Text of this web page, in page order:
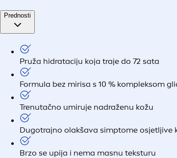
Prednosti
Pruža hidrataciju koja traje do 72 sata
Formula bez mirisa s 10 % kompleksom
Trenutačno umiruje nadraženu kožu
Dugotrajno olakšava simptome osjetljive
Brzo se upija i nema masnu teksturu